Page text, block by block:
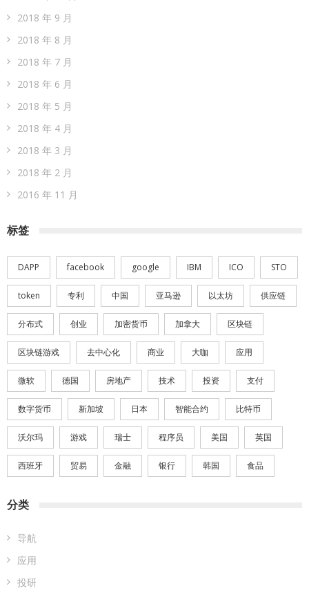
2018 年 9 月
2018 年 8 月
2018 年 7 月
2018 年 6 月
2018 年 5 月
2018 年 4 月
2018 年 3 月
2018 年 2 月
2016 年 11 月
标签
DAPP facebook google IBM ICO STO
token 专利 中国 亚马逊 以太坊 供应链
分布式 创业 加密货币 加拿大 区块链
区块链游戏 去中心化 商业 大咖 应用
微软 德国 房地产 技术 投资 支付
数字货币 新加坡 日本 智能合约 比特币
沃尔玛 游戏 瑞士 程序员 美国 英国
西班牙 贸易 金融 银行 韩国 食品
分类
导航
应用
投研